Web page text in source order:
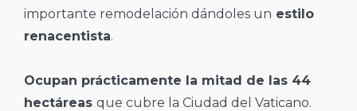
importante remodelación dándoles un estilo
renacentista.
Ocupan prácticamente la mitad de las 44
hectáreas que cubre la Ciudad del Vaticano.